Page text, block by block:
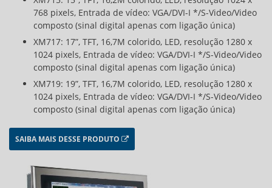
768 pixels, Entrada de vídeo: VGA/DVI-I */S-Video/Video
composto (sinal digital apenas com ligação única)
XM717: 17”, TFT, 16,7M colorido, LED, resolução 1280 x
1024 pixels, Entrada de vídeo: VGA/DVI-I */S-Video/Video
composto (sinal digital apenas com ligação única)
XM719: 19”, TFT, 16,7M colorido, LED, resolução 1280 x
1024 pixels, Entrada de vídeo: VGA/DVI-I */S-Video/Video
composto (sinal digital apenas com ligação única)
SAIBA MAIS DESSE PRODUTO